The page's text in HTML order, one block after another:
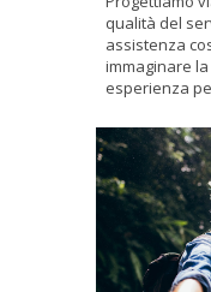
qualità del
assistenza
immaginare
esperienza